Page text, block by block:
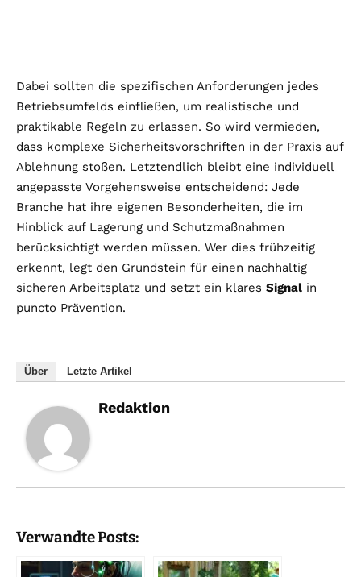
Dabei sollten die spezifischen Anforderungen jedes
Betriebsumfelds einfließen, um realistische und
praktikable Regeln zu erlassen. So wird vermieden,
dass komplexe Sicherheitsvorschriften in der Praxis auf
Ablehnung stoßen. Letztendlich bleibt eine individuell
angepasste Vorgehensweise entscheidend: Jede
Branche hat ihre eigenen Besonderheiten, die im
Hinblick auf Lagerung und Schutzmaßnahmen
berücksichtigt werden müssen. Wer dies frühzeitig
erkennt, legt den Grundstein für einen nachhaltig
sicheren Arbeitsplatz und setzt ein klares Signal in
puncto Prävention.
Über Letzte Artikel
Redaktion
Verwandte Posts: